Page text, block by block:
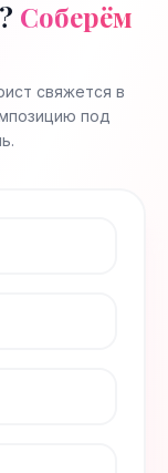
Соберём
свяжется в
под